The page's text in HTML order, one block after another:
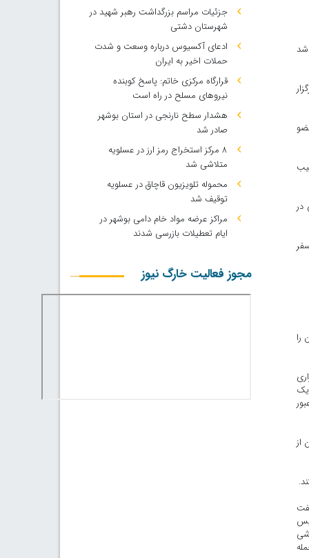
این ترتیب
در
را
از
جزئیات مراسم بزرگداشت رهبر شهید در
شهرستان دشتی
ادعای آکسیوس درباره وسعت و شدت
حملات اخیر به ایران
قرارگاه مرکزی خاتم: پاسخ کوبنده
نیروهای مسلح در راه است
هشدار سطح نارنجی در استان بوشهر
صادر شد
۸ مرکز استخراج رمز ارز در عسلویه
متلاشی شد
محموله تلویزیون قاچاق در عسلویه
توقیف شد
مراکز عرضه مواد خام دامی بوشهر در
ایام تعطیلات بازرسی شدند
مجوز فعالیت خارگ نیوز